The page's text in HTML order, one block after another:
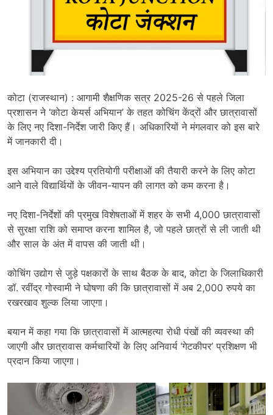
कोटा (राजस्थान) : आगामी शैक्षणिक सत्र 2025-26 से पहले जिला
प्रशासन ने ‘कोटा केयर्स अभियान’ के तहत कोचिंग केंद्रों और छात्रावासों
के लिए नए दिशा-निर्देश जारी किए हैं। अधिकारियों ने मंगलवार को इस बारे
में जानकारी दी।
इस अभियान का उद्देश्य प्रतियोगी परीक्षाओं की तैयारी करने के लिए कोटा
आने वाले विद्यार्थियों के जीवन-यापन की लागत को कम करना है।
नए दिशा-निर्देशों की प्रमुख विशेषताओं में शहर के सभी 4,000 छात्रावासों
से सुरक्षा राशि को समाप्त करना शामिल है, जो पहले छात्रों से ली जाती थी
और साल के अंत में वापस की जाती थी।
कोचिंग उद्योग से जुड़े पक्षकारों के साथ बैठक के बाद, कोटा के जिलाधिकारी
डॉ. रवींद्र गोस्वामी ने घोषणा की कि छात्रावासों में अब 2,000 रुपये का
रखरखाव शुल्क लिया जाएगा।
बयान में कहा गया कि छात्रावासों में आत्महत्या रोधी पंखों की व्यवस्था की
जाएगी और छात्रावास कर्मचारियों के लिए अनिवार्य ‘गेटकीपर’ प्रशिक्षण भी
प्रदान किया जाएगा।